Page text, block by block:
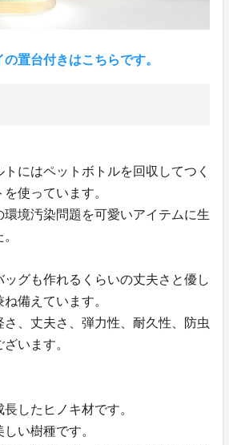
置台付きはこちらです。
にはペットボトルを回収してつく
使っています。
環境汚染問題を可愛いアイテムに生
グも作れるくらいの丈夫さと優し
備えています。
、丈夫さ、弾力性、耐久性、防虫
います。
したヒノキ材です。
い樹種です。